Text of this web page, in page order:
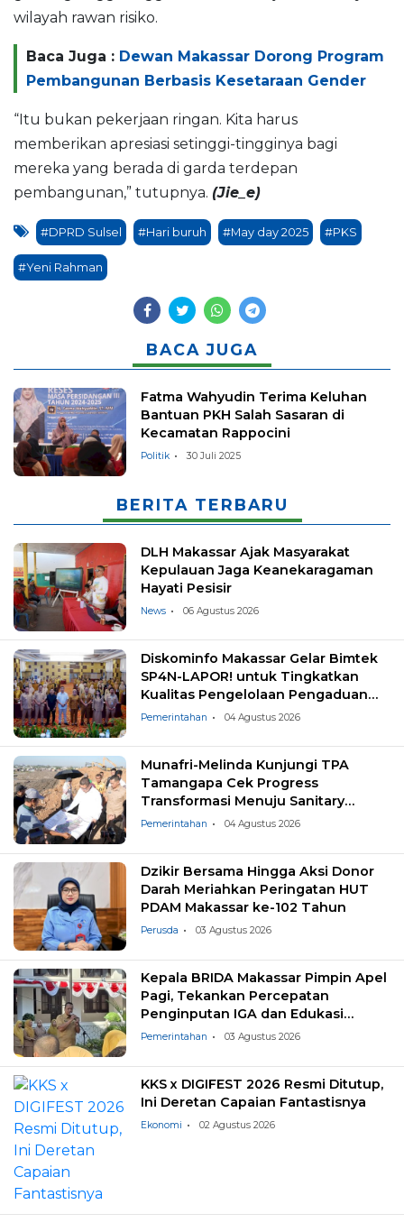
wilayah rawan risiko.
Baca Juga : Dewan Makassar Dorong Program
Pembangunan Berbasis Kesetaraan Gender
“Itu bukan pekerjaan ringan. Kita harus
memberikan apresiasi setinggi-tingginya bagi
mereka yang berada di garda terdepan
pembangunan,” tutupnya. (Jie_e)
#DPRD Sulsel #Hari buruh #May day 2025 #PKS
#Yeni Rahman
BACA JUGA
Fatma Wahyudin Terima Keluhan
Bantuan PKH Salah Sasaran di
Kecamatan Rappocini
Politik 30 Juli 2025
BERITA TERBARU
DLH Makassar Ajak Masyarakat
Kepulauan Jaga Keanekaragaman
Hayati Pesisir
News 06 Agustus 2026
Diskominfo Makassar Gelar Bimtek
SP4N-LAPOR! untuk Tingkatkan
Kualitas Pengelolaan Pengaduan
Masyarakat
Pemerintahan 04 Agustus 2026
Munafri-Melinda Kunjungi TPA
Tamangapa Cek Progress
Transformasi Menuju Sanitary
Landfill
Pemerintahan 04 Agustus 2026
Dzikir Bersama Hingga Aksi Donor
Darah Meriahkan Peringatan HUT
PDAM Makassar ke-102 Tahun
Perusda 03 Agustus 2026
Kepala BRIDA Makassar Pimpin Apel
Pagi, Tekankan Percepatan
Penginputan IGA dan Edukasi
Pemilahan Sampah
Pemerintahan 03 Agustus 2026
KKS x DIGIFEST 2026 Resmi Ditutup,
Ini Deretan Capaian Fantastisnya
Ekonomi 02 Agustus 2026